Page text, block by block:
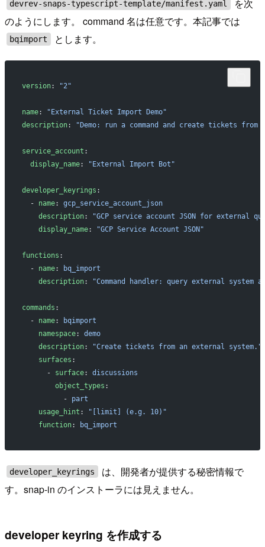
devrev-snaps-typescript-template/manifest.yaml
を次
のようにします。 command 名は任意です。本記事では
bqimport とします。
version: "2"
name:
"External Ticket Import Demo"
description: "Demo: run a command and create tickets
service_account :
  display_name
: "External Import Bot"
developer_keyrings :
  -
name: gcp_service_account_json
    description
:
"GCP service account JSON for external
    display_name
: "GCP Service Account JSON"
functions :
  -
name:
bq_import
    description
: "Command handler: query external system
commands :
  -
name:
bqimport
    namespace
: demo
    description
:
"Create tickets from an external system."
    surfaces
:
      -
surface: discussions
        object_types
:
          -
part
    usage_hint
:
"[limit] (e.g. 10)"
    function
: bq_import
developer_keyrings
は、開発者が提供する秘密情報で
す。snap-in のインストーラには見えません。
developer keyring を作成する